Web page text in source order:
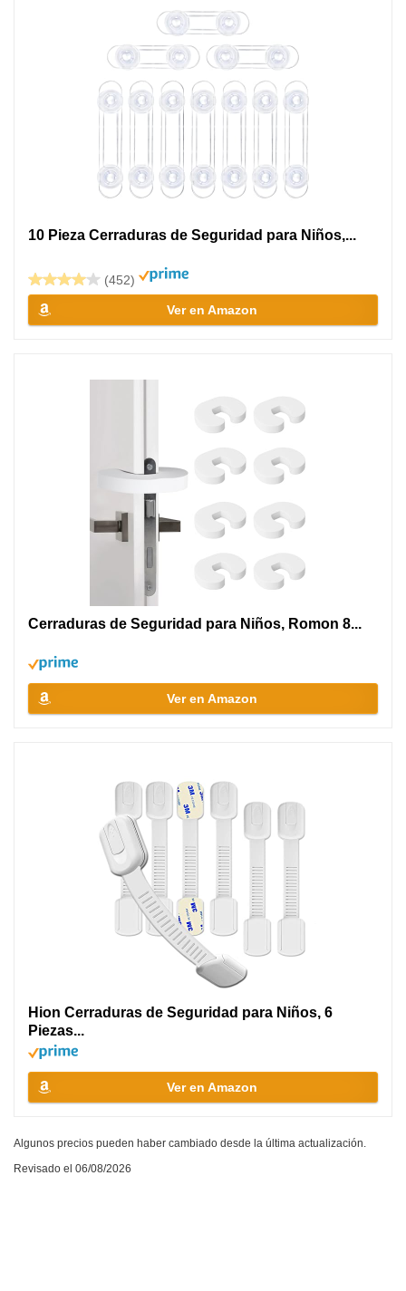
10 Pieza Cerraduras de Seguridad para Niños,...
(452)
Ver en Amazon
Cerraduras de Seguridad para Niños, Romon 8...
Ver en Amazon
Hion Cerraduras de Seguridad para Niños, 6
Piezas...
Ver en Amazon
Algunos precios pueden haber cambiado desde la última actualización.
Revisado el 06/08/2026